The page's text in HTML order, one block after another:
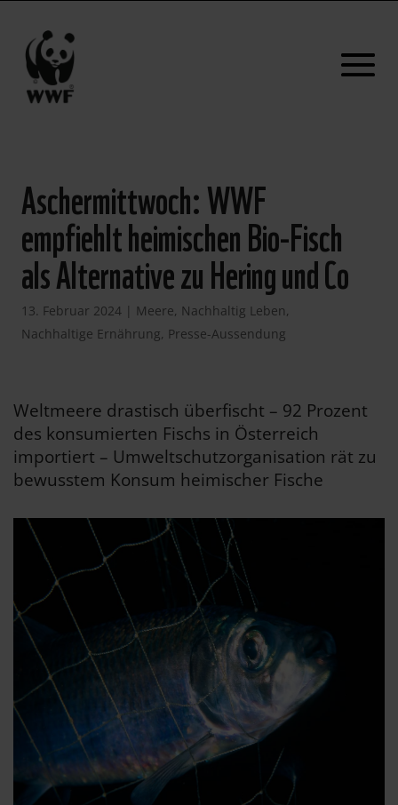
Aschermittwoch: WWF
empfiehlt heimischen Bio-Fisch
als Alternative zu Hering und Co
13. Februar 2024| Meere, Nachhaltig Leben,
Nachhaltige Ernährung, Presse-Aussendung
Weltmeere drastisch überfischt – 92 Prozent
des konsumierten Fischs in Österreich
importiert – Umweltschutzorganisation rät zu
bewusstem Konsum heimischer Fische